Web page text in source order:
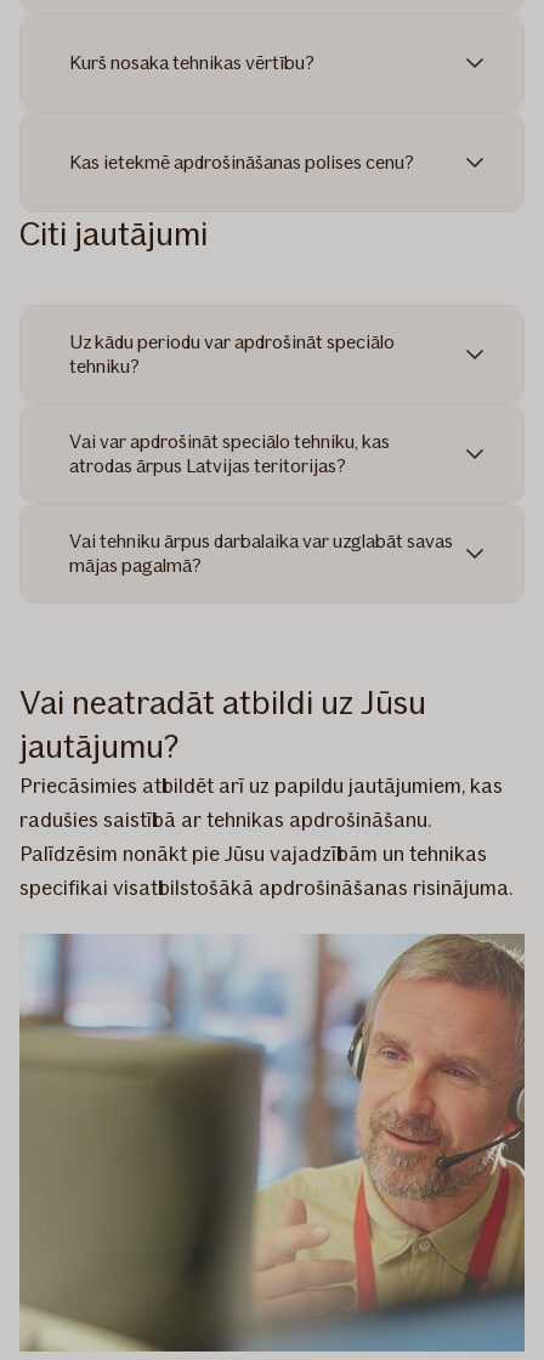
Kurš nosaka tehnikas vērtību?
Kas ietekmē apdrošināšanas polises cenu?
Citi jautājumi
Uz kādu periodu var apdrošināt speciālo
tehniku?
Vai var apdrošināt speciālo tehniku, kas
atrodas ārpus Latvijas teritorijas?
Vai tehniku ārpus darbalaika var uzglabāt savas
mājas pagalmā?
Vai neatradāt atbildi uz Jūsu
jautājumu?
Priecāsimies atbildēt arī uz papildu jautājumiem, kas
radušies saistībā ar tehnikas apdrošināšanu.
Palīdzēsim nonākt pie Jūsu vajadzībām un tehnikas
specifikai visatbilstošākā apdrošināšanas risinājuma.